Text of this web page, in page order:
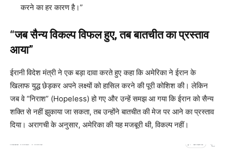
करने का हर कारण है।”
“जब सैन्य विकल्प विफल हुए, तब बातचीत का प्रस्ताव
आया”
ईरानी विदेश मंत्री ने एक बड़ा दावा करते हुए कहा कि अमेरिका ने ईरान के
खिलाफ युद्ध छेड़कर अपने लक्ष्यों को हासिल करने की पूरी कोशिश की। लेकिन
जब वे “निराश” (Hopeless) हो गए और उन्हें समझ आ गया कि ईरान को सैन्य
शक्ति से नहीं झुकाया जा सकता, तब उन्होंने बातचीत की मेज पर आने का प्रस्ताव
दिया। अरागची के अनुसार, अमेरिका की यह मजबूरी थी, विकल्प नहीं।